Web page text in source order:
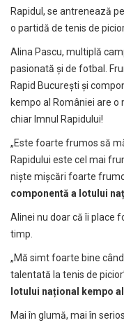
Rapidul, se antrenează
o partidă de tenis de
Alina Pascu, multiplă
pasionată și de fotbal.
Rapid București și
kempo al României are
chiar Imnul Rapidului!
„Este foarte frumos să
Rapidului este cel mai
niște mișcări foarte
componentă a lotului
Alinei nu doar că îi place
timp.
„Mă simt foarte bine
talentată la tenis de
lotului național kempo
Mai în glumă, mai în